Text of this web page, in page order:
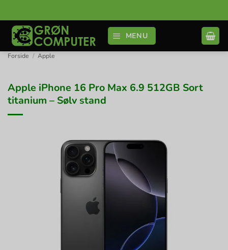
til
indhold
MENU
Forside / Apple
Apple iPhone 16 Pro Max 6.9 512GB Sort
titanium – Sølv stand